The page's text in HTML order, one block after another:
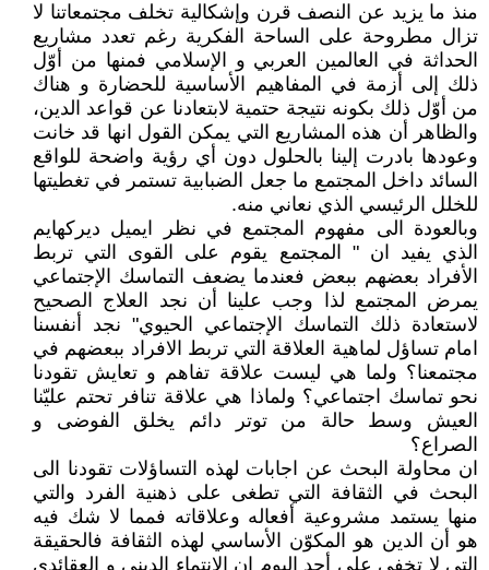
منذ ما يزيد عن النصف قرن وإشكالية تخلف مجتمعاتنا لا
تزال مطروحة على الساحة الفكرية رغم تعدد مشاريع
الحداثة في العالمين العربي و الإسلامي فمنها من أوّل
ذلك إلى أزمة في المفاهيم الأساسية للحضارة و هناك
من أوّل ذلك بكونه نتيجة حتمية لابتعادنا عن قواعد الدين،
والظاهر أن هذه المشاريع التي يمكن القول انها قد خانت
وعودها بادرت إلينا بالحلول دون أي رؤية واضحة للواقع
السائد داخل المجتمع ما جعل الضبابية تستمر في تغطيتها
للخلل الرئيسي الذي نعاني منه.
وبالعودة الى مفهوم المجتمع في نظر ايميل ديركهايم
الذي يفيد ان " المجتمع يقوم على القوى التي تربط
الأفراد بعضهم ببعض فعندما يضعف التماسك الإجتماعي
يمرض المجتمع لذا وجب علينا أن نجد العلاج الصحيح
لاستعادة ذلك التماسك الإجتماعي الحيوي" نجد أنفسنا
امام تساؤل لماهية العلاقة التي تربط الافراد ببعضهم في
مجتمعنا؟ ولما هي ليست علاقة تفاهم و تعايش تقودنا
نحو تماسك اجتماعي؟ ولماذا هي علاقة تنافر تحتم عليّنا
العيش وسط حالة من توتر دائم يخلق الفوضى و
الصراع؟
ان محاولة البحث عن اجابات لهذه التساؤلات تقودنا الى
البحث في الثقافة التي تطغى على ذهنية الفرد والتي
منها يستمد مشروعية أفعاله وعلاقاته فمما لا شك فيه
هو أن الدين هو المكوّن الأساسي لهذه الثقافة فالحقيقة
التي لا تخفى على أحد اليوم ان الانتماء الديني و العقائدي